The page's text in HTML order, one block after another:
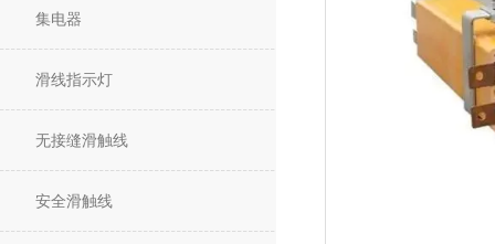
集电器
滑线指示灯
无接缝滑触线
安全滑触线